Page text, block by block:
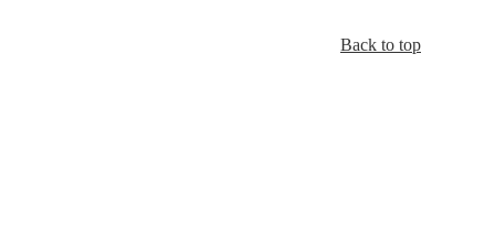
Back to top